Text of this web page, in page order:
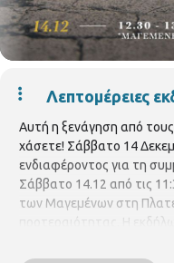
Λεπτομέρειες
Αυτή η ξενάγηση από τους
χάσετε! Σάββατο 14
ενδιαφέροντος για τη
Σάββατο 14.12 από τις
των Μαγεμένων στη
προτεραιότητας. Η